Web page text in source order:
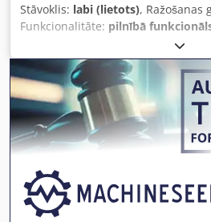
Stāvoklis: labi (lietots), Ražošanas
Funkcionalitāte: pilnībā
Chaletbūvniecības mašīna /
modelis CM 40 Ražošanas gads:
Ripzāģis (garumzāģis) - Guļbūvju
vertikālai apstrādei Crjdpfx Asvfv
(horizontālas) - Urbjiekārta -
galds 6 m KRÜSI
ražošanas līnija CM 40 Ražotājs:
tehniski pārbaudīts un iztīrīts /
Darbības princips: Koka apstrāde
celtniecībai Baļķus iespējams